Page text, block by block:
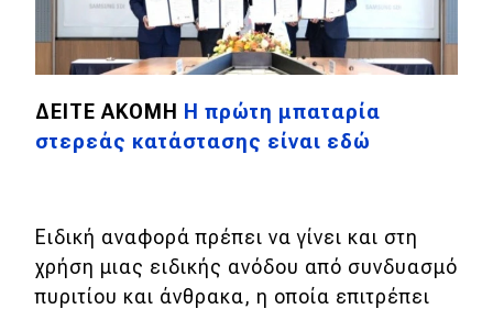
DRIVE Away
MOTO
Οδηγός αγοράς
Συμβουλές
ΔΕΙΤΕ ΑΚΟΜΗ Η πρώτη μπαταρία
στερεάς κατάστασης είναι εδώ
Ειδική αναφορά πρέπει να γίνει και στη
χρήση μιας ειδικής ανόδου από συνδυασμό
πυριτίου και άνθρακα, η οποία επιτρέπει